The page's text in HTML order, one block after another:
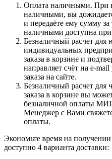
Оплата наличными. При
наличными, вы
и передаёте ему сумму
наличными доступна при
Безналичный расчет для
индивидуальных
заказа в корзине и
направляет счёт на e-
заказа на сайте.
Безналичный расчет
заказа в корзине вы
безналичной оплаты
Менеджер с Вами
оплаты.
Экономьте время на
доступно 4 варианта доставки: